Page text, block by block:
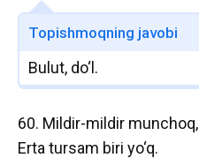
Topishmoqning javobi
Bulut, do‘l.
60. Mildir-mildir munchoq,
Erta tursam biri yo‘q.